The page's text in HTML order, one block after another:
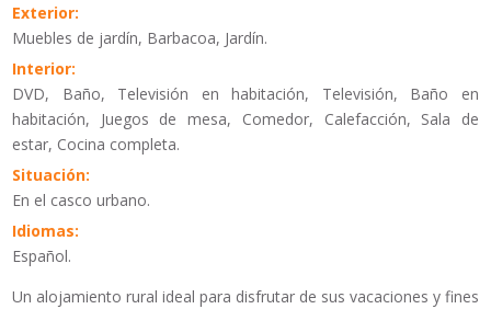
Exterior:
Muebles de jardín, Barbacoa, Jardín.
Interior:
DVD, Baño, Televisión en habitación, Televisión, Baño en
habitación, Juegos de mesa, Comedor, Calefacción, Sala de
estar, Cocina completa.
Situación:
En el casco urbano.
Idiomas:
Español.
Un alojamiento rural ideal para disfrutar de sus vacaciones y fines